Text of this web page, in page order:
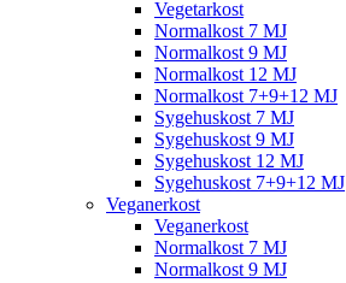
Vegetarkost
Normalkost 7 MJ
Normalkost 9 MJ
Normalkost 12 MJ
Normalkost 7+9+12 MJ
Sygehuskost 7 MJ
Sygehuskost 9 MJ
Sygehuskost 12 MJ
Sygehuskost 7+9+12 MJ
Veganerkost
Veganerkost
Normalkost 7 MJ
Normalkost 9 MJ